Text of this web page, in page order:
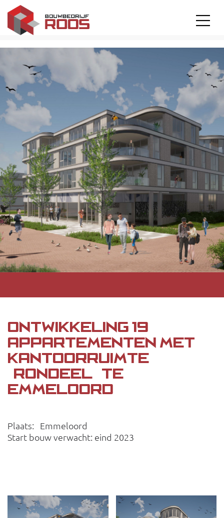
ONTWIKKELING 19
APPARTEMENTEN MET
KANTOORRUIMTE
“RONDEEL” TE
EMMELOORD
Plaats: Emmeloord
Start bouw verwacht: eind 2023